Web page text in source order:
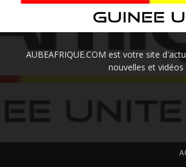
AUBEAFRIQUE.COM est votre site
nouvelles et